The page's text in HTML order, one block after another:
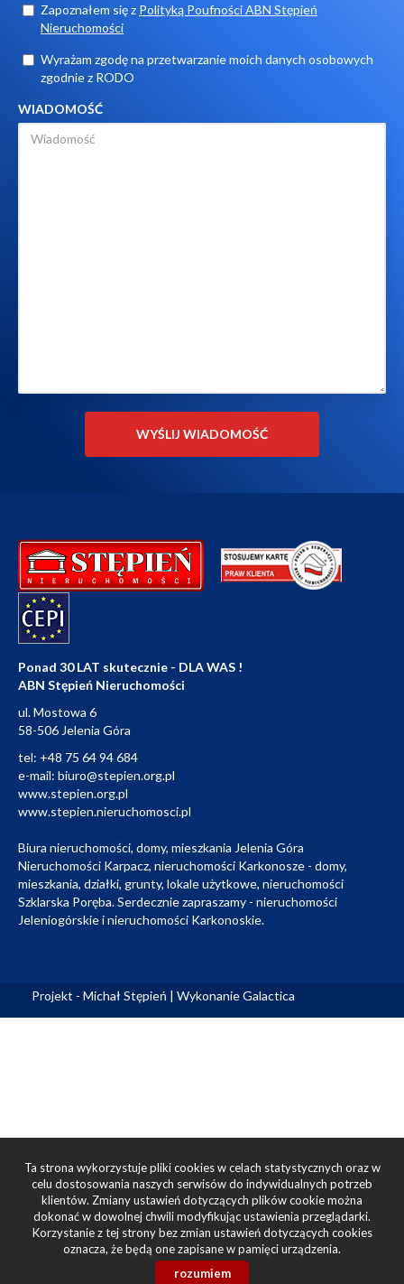
Zapoznałem się z Polityką Poufności ABN Stępień
Nieruchomości
Wyrażam zgodę na przetwarzanie moich danych osobowych
zgodnie z RODO
WIADOMOŚĆ
Ponad 30 LAT skutecznie - DLA WAS !
ABN Stępień Nieruchomości
ul. Mostowa 6
58-506 Jelenia Góra
tel: +48 75 64 94 684
e-mail: biuro@stepien.org.pl
www.stepien.org.pl
www.stepien.nieruchomosci.pl
Biura nieruchomości, domy, mieszkania Jelenia Góra
Nieruchomości Karpacz, nieruchomości Karkonosze - domy,
mieszkania, działki, grunty, lokale użytkowe, nieruchomości
Szklarska Poręba. Serdecznie zapraszamy - nieruchomości
Jeleniogórskie i nieruchomości Karkonoskie.
Projekt - Michał Stępień | WykonanieGalactica
Ta strona wykorzystuje pliki cookies w celach statystycznych oraz w
celu dostosowania naszych serwisów do indywidualnych potrzeb
klientów. Zmiany ustawień dotyczących plików cookie można
dokonać w dowolnej chwili modyfikując ustawienia przeglądarki.
Korzystanie z tej strony bez zmian ustawień dotyczących cookies
oznacza, że będą one zapisane w pamięci urządzenia.
rozumiem